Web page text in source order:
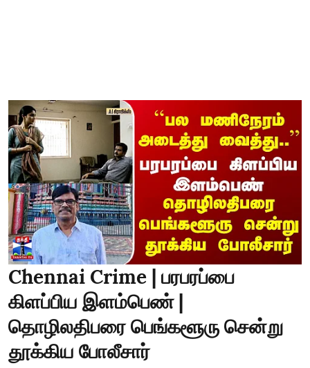
Chennai Crime | பரபரப்பை
கிளப்பிய இளம்பெண் |
தொழிலதிபரை பெங்களூரு சென்று
தூக்கிய போலீசார்